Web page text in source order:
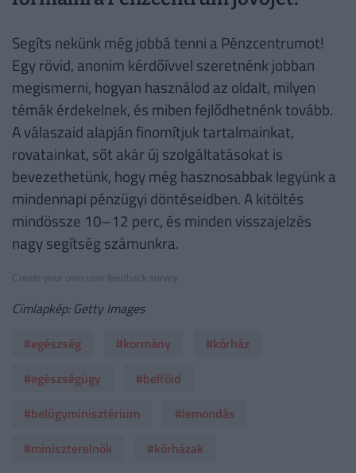
Segíts nekünk még jobbá tenni a Pénzcentrumot!
Egy rövid, anonim kérdőívvel szeretnénk jobban
megismerni, hogyan használod az oldalt, milyen
témák érdekelnek, és miben fejlődhetnénk tovább.
A válaszaid alapján finomítjuk tartalmainkat,
rovatainkat, sőt akár új szolgáltatásokat is
bevezethetünk, hogy még hasznosabbak legyünk a
mindennapi pénzügyi döntéseidben. A kitöltés
mindössze 10–12 perc, és minden visszajelzés
nagy segítség számunkra.
Create your own user feedback survey
Címlapkép: Getty Images
#egészség
#kormány
#kórház
#egészségügy
#belföld
#belügyminisztérium
#lemondás
#miniszterelnök
#kórházak